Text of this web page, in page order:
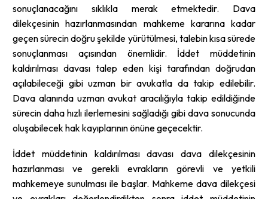
sonuçlanacağını sıklıkla merak etmektedir. Dava
dilekçesinin hazırlanmasından mahkeme kararına kadar
geçen sürecin doğru şekilde yürütülmesi, talebin kısa sürede
sonuçlanması açısından önemlidir. İddet müddetinin
kaldırılması davası talep eden kişi tarafından doğrudan
açılabileceği gibi uzman bir avukatla da takip edilebilir.
Dava alanında uzman avukat aracılığıyla takip edildiğinde
sürecin daha hızlı ilerlemesini sağladığı gibi dava sonucunda
oluşabilecek hak kayıplarının önüne geçecektir.
İddet müddetinin kaldırılması davası dava dilekçesinin
hazırlanması ve gerekli evrakların görevli ve yetkili
mahkemeye sunulması ile başlar. Mahkeme dava dilekçesi